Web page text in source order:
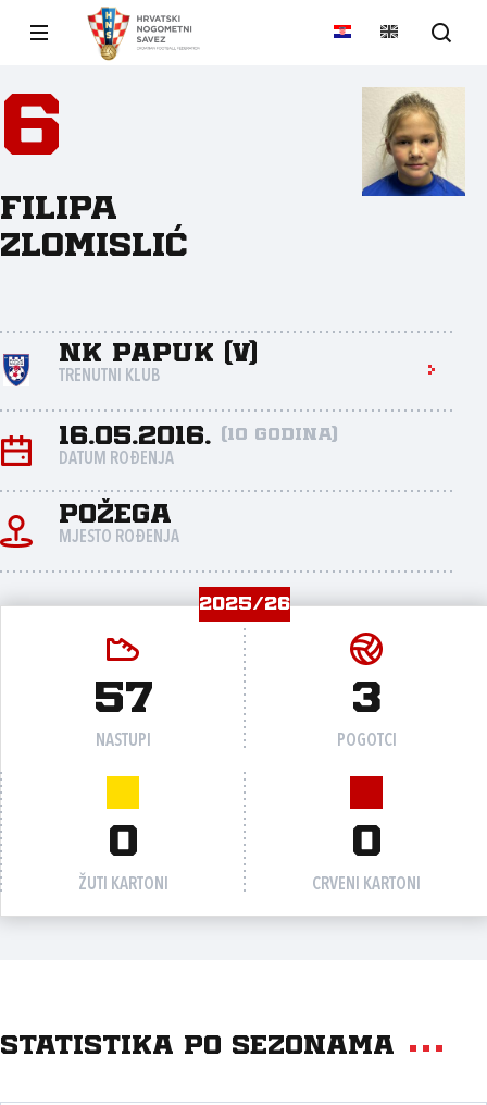
6
Filipa
Zlomislić
NK Papuk (V)
TRENUTNI KLUB
16.05.2016. (10 godina)
DATUM ROĐENJA
Požega
MJESTO ROĐENJA
2025/26
57
NASTUPI
3
POGOTCI
0
ŽUTI KARTONI
0
CRVENI KARTONI
Statistika po sezonama